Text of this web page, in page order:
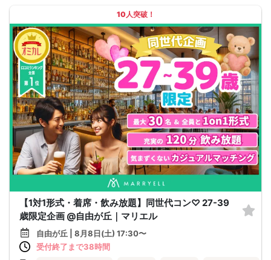
10人突破！
【1対1形式・着席・飲み放題】同世代コン♡ 27-39
歳限定企画 @自由が丘｜マリエル
自由が丘 | 8月8日(土) 17:30〜
受付終了まで38時間